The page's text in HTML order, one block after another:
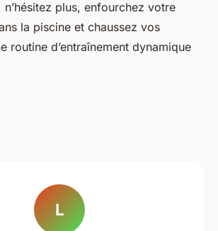
plus, enfourchez votre
la piscine et chaussez vos
routine d’entraînement dynamique
L